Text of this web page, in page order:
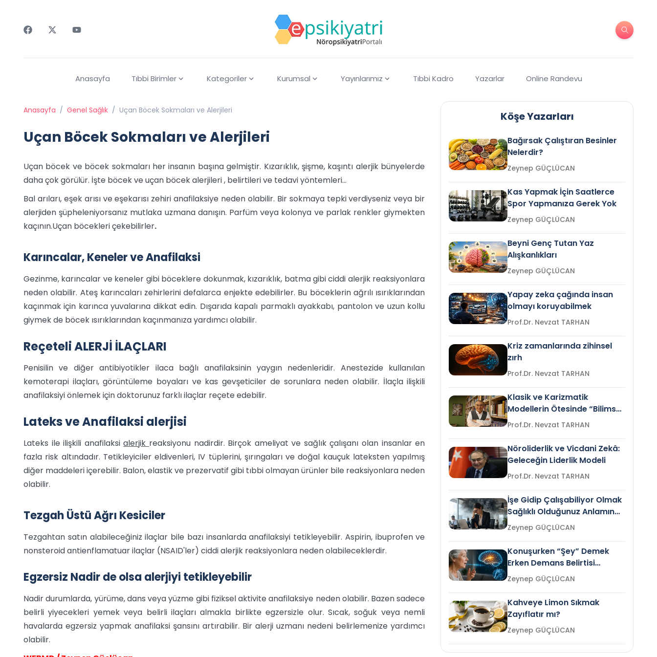
Anasayfa Tıbbi Birimler Kategoriler Kurumsal Yayınlarımız Tıbbi Kadro Yazarlar Online Randevu
Anasayfa / Genel Sağlık / Uçan Böcek Sokmaları ve Alerjileri
Uçan Böcek Sokmaları ve Alerjileri
Uçan böcek ve böcek sokmaları her insanın başına gelmiştir. Kızarıklık, şişme, kaşıntı alerjik bünyelerde
daha çok görülür. İşte böcek ve uçan böcek alerjileri , belirtileri ve tedavi yöntemleri…
Bal arıları, eşek arısı ve eşekarısı zehiri anafilaksiye neden olabilir. Bir sokmaya tepki verdiyseniz veya bir
alerjiden şüpheleniyorsanız mutlaka uzmana danışın. Parfüm veya kolonya ve parlak renkler giymekten
kaçının.Uçan böcekleri çekebilirler.
Karıncalar, Keneler ve Anafilaksi
Gezinme, karıncalar ve keneler gibi böceklere dokunmak, kızarıklık, batma gibi ciddi alerjik reaksiyonlara
neden olabilir. Ateş karıncaları zehirlerini defalarca enjekte edebilirler. Bu böceklerin ağrılı ısırıklarından
kaçınmak için karınca yuvalarına dikkat edin. Dışarıda kapalı parmaklı ayakkabı, pantolon ve uzun kollu
giymek de böcek ısırıklarından kaçınmanıza yardımcı olabilir.
Reçeteli ALERJİ İLAÇLARI
Penisilin ve diğer antibiyotikler ilaca bağlı anafilaksinin yaygın nedenleridir. Anestezide kullanılan
kemoterapi ilaçları, görüntüleme boyaları ve kas gevşeticiler de sorunlara neden olabilir. İlaçla ilişkili
anafilaksiyi önlemek için doktorunuz farklı ilaçlar reçete edebilir.
Lateks ve Anafilaksi alerjisi
Lateks ile ilişkili anafilaksialerjik reaksiyonu nadirdir. Birçok ameliyat ve sağlık çalışanı olan insanlar en
fazla risk altındadır. Tetikleyiciler eldivenleri, IV tüplerini, şırıngaları ve doğal kauçuk lateksten yapılmış
diğer maddeleri içerebilir. Balon, elastik ve prezervatif gibi tıbbi olmayan ürünler bile reaksiyonlara neden
olabilir.
Tezgah Üstü Ağrı Kesiciler
Tezgahtan satın alabileceğiniz ilaçlar bile bazı insanlarda anafilaksiyi tetikleyebilir. Aspirin, ibuprofen ve
nonsteroid antienflamatuar ilaçlar (NSAID'ler) ciddi alerjik reaksiyonlara neden olabileceklerdir.
Egzersiz Nadir de olsa alerjiyi tetikleyebilir
Nadir durumlarda, yürüme, dans veya yüzme gibi fiziksel aktivite anafilaksiye neden olabilir. Bazen sadece
belirli yiyecekleri yemek veya belirli ilaçları almakla birlikte egzersizle olur. Sıcak, soğuk veya nemli
havalarda egzersiz yapmak anafilaksi şansını artırabilir. Bir alerji uzmanı nedeni belirlemenize yardımcı
olabilir.
Köşe Yazarları
Bağırsak Çalıştıran Besinler
Nelerdir?
Zeynep GÜÇLÜCAN
Kas Yapmak İçin Saatlerce
Spor Yapmanıza Gerek Yok
Zeynep GÜÇLÜCAN
Beyni Genç Tutan Yaz
Alışkanlıkları
Zeynep GÜÇLÜCAN
Yapay zeka çağında insan
olmayı koruyabilmek
Prof.Dr. Nevzat TARHAN
Kriz zamanlarında zihinsel
zırh
Prof.Dr. Nevzat TARHAN
Klasik ve Karizmatik
Modellerin Ötesinde “Bilimsel
Liderlik”
Prof.Dr. Nevzat TARHAN
Nöroliderlik ve Vicdani Zekâ:
Geleceğin Liderlik Modeli
Prof.Dr. Nevzat TARHAN
İşe Gidip Çalışabiliyor Olmak
Sağlıklı Olduğunuz Anlamına
Gelir mi?Zeynep GÜÇLÜCAN
Konuşurken “Şey” Demek
Erken Demans Belirtisi
Olabilir mi?Zeynep GÜÇLÜCAN
Kahveye Limon Sıkmak
Zayıflatır mı?
Zeynep GÜÇLÜCAN